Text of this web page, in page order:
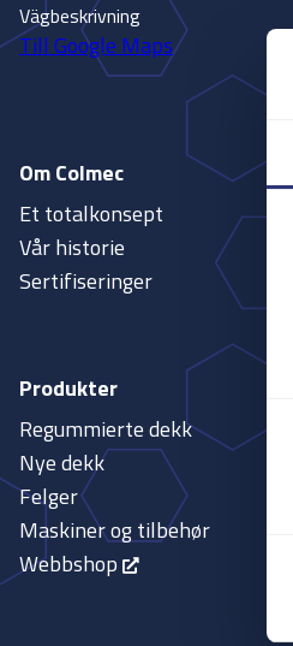
Vägbeskrivning
Till Google Maps
Om Colmec
Et totalkonsept
Vår historie
Sertifiseringer
Produkter
Regummierte dekk
Nye dekk
Felger
Maskiner og tilbehør
Webbshop